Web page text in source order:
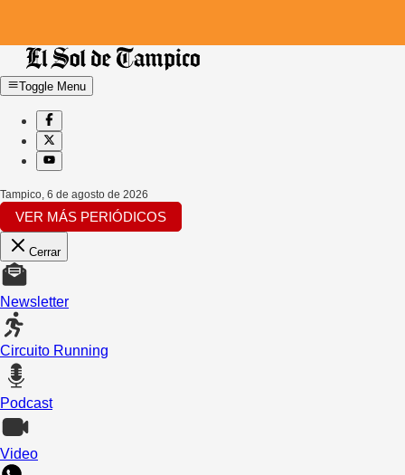
Toggle Menu
Tampico, 6 de agosto de 2026
VER MÁS PERIÓDICOS
Cerrar
Newsletter
Circuito Running
Podcast
Video